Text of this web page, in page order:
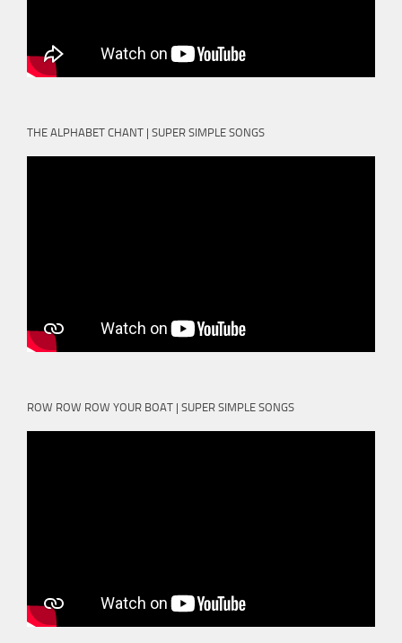
THE ALPHABET CHANT | SUPER SIMPLE SONGS
ROW ROW ROW YOUR BOAT | SUPER SIMPLE SONGS